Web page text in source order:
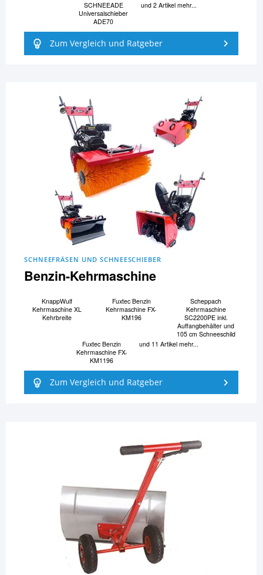
SCHNEEADE
Universalschieber
ADE70
und 2 Artikel mehr...
Zum Vergleich und Ratgeber
SCHNEEFRÄSEN UND SCHNEESCHIEBER
Benzin-Kehrmaschine
KnappWulf
Kehrmaschine XL
Kehrbreite
Fuxtec Benzin
Kehrmaschine FX-
KM196
Scheppach
Kehrmaschine
SC2200PE inkl.
Auffangbehälter und
105 cm Schneeschild
Fuxtec Benzin
Kehrmaschine FX-
KM1196
und 11 Artikel mehr...
Zum Vergleich und Ratgeber